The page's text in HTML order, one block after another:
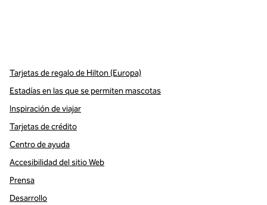
Tarjetas de regalo de Hilton (Europa)
Estadías en las que se permiten mascotas
Inspiración de viajar
Tarjetas de crédito
Centro de ayuda
Accesibilidad del sitio Web
Prensa
Desarrollo